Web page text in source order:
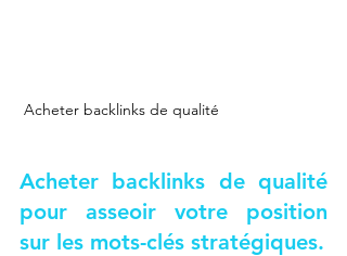
Acheter backlinks de qualité
Acheter backlinks de qualité
pour asseoir votre position
sur les mots-clés stratégiques.